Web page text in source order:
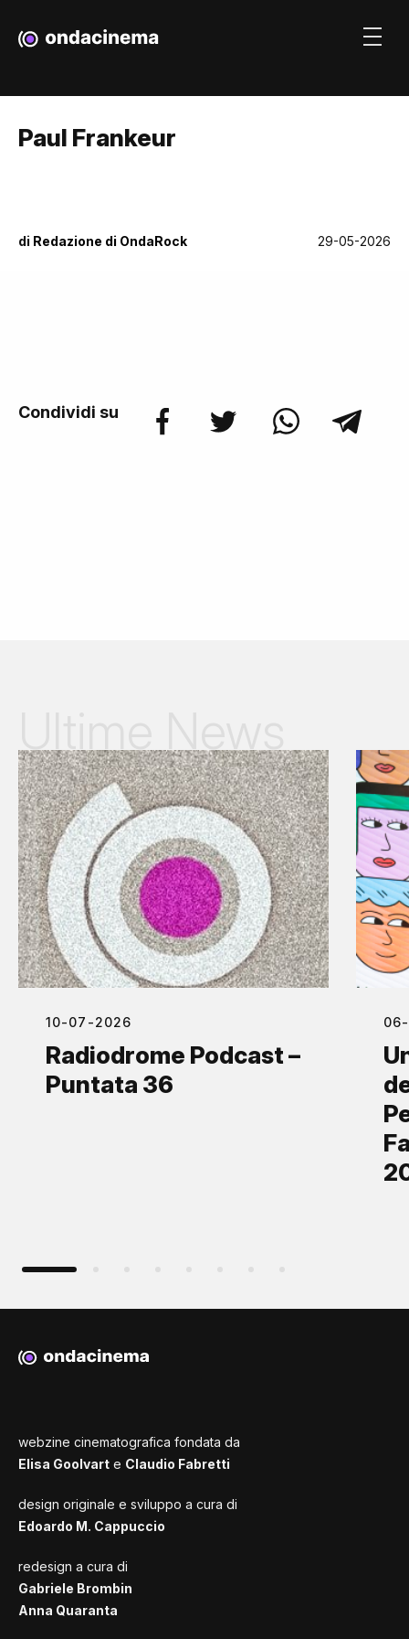
Paul Frankeur
di Redazione di OndaRock 29-05-2026
Condividi su
10-07-2026
Radiodrome Podcast –
Puntata 36
webzine cinematografica fondata da
Elisa Goolvart e Claudio Fabretti
design originale e sviluppo a cura di
Edoardo M. Cappuccio
redesign a cura di
Gabriele Brombin
Anna Quaranta